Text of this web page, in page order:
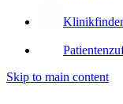
Klinikfinder
Skip to main content